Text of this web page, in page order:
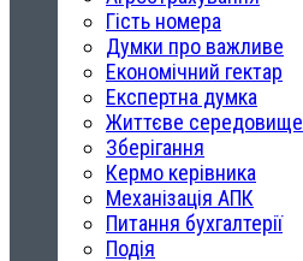
Гість номера
Думки про важливе
Економічний гектар
Експертна думка
Життєве середовище
Зберігання
Кермо керівника
Механізація АПК
Питання бухгалтерії
Подія